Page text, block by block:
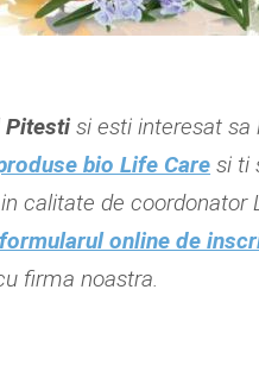
Pitesti si esti interesat
bio Life Care si ti
calitate de
formularul online de
firma noastra.